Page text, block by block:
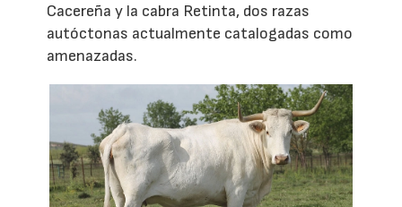
Cacereña y la cabra Retinta, dos razas
autóctonas actualmente catalogadas como
amenazadas.